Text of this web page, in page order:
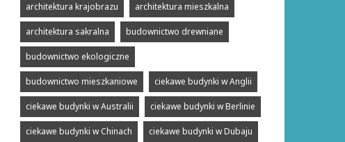
architektura krajobrazu architektura mieszkalna
architektura sakralna budownictwo drewniane
budownictwo ekologiczne
budownictwo mieszkaniowe ciekawe budynki w Anglii
ciekawe budynki w Australii ciekawe budynki w Berlinie
ciekawe budynki w Chinach ciekawe budynki w Dubaju